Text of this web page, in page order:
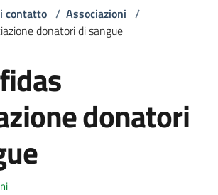
contatto / Associazioni /
donatori di sangue
donatori